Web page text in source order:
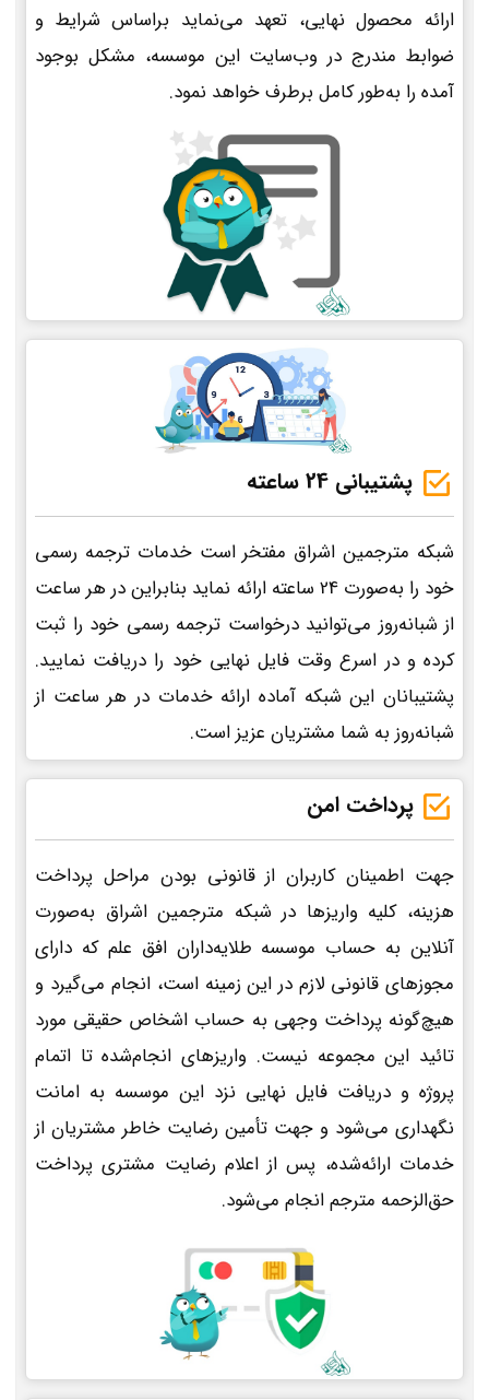
ارائه محصول نهایی، تعهد می‌نماید براساس شرایط و
ضوابط مندرج در وب‌سایت این موسسه، مشکل بوجود
آمده را به‌طور کامل برطرف خواهد نمود.
پشتیبانی 24 ساعته
شبکه مترجمین اشراق مفتخر است خدمات ترجمه رسمی
خود را به‌صورت 24 ساعته ارائه نماید بنابراین در هر ساعت
از شبانه‌روز می‌توانید درخواست ترجمه رسمی خود را ثبت
کرده و در اسرع وقت فایل نهایی خود را دریافت نمایید.
پشتیبانان این شبکه آماده ارائه خدمات در هر ساعت از
شبانه‌روز به شما مشتریان عزیز است.
پرداخت امن
جهت اطمینان کاربران از قانونی بودن مراحل پرداخت
هزینه، کلیه واریزها در شبکه مترجمین اشراق به‌صورت
آنلاین به حساب موسسه طلایه‌داران افق علم که دارای
مجوزهای قانونی لازم در این زمینه است، انجام می‌گیرد و
هیچ‌گونه پرداخت وجهی به حساب اشخاص حقیقی مورد
تائید این مجموعه نیست. واریزهای انجام‌شده تا اتمام
پروژه و دریافت فایل نهایی نزد این موسسه به امانت
نگهداری می‌شود و جهت تأمین رضایت خاطر مشتریان از
خدمات ارائه‌شده، پس از اعلام رضایت مشتری پرداخت
حق‌الزحمه مترجم انجام می‌شود.